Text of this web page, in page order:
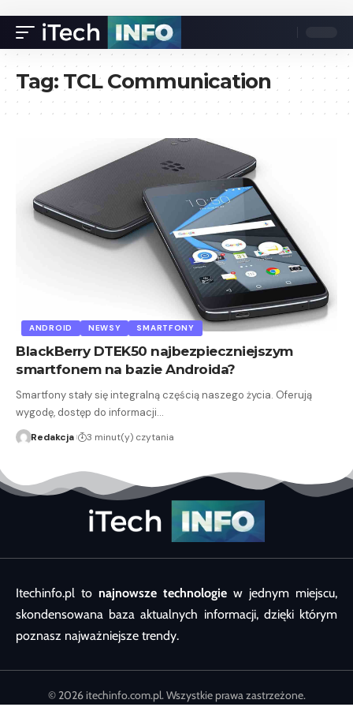
Tag: TCL Communication
ANDROID NEWSY SMARTFONY
BlackBerry DTEK50 najbezpieczniejszym
smartfonem na bazie Androida?
Smartfony stały się integralną częścią naszego życia. Oferują
wygodę, dostęp do informacji…
Redakcja 3 minut(y) czytania
Itechinfo.pl to najnowsze technologie w jednym miejscu,
skondensowana baza aktualnych informacji, dzięki którym
poznasz najważniejsze trendy.
© 2026 itechinfo.com.pl. Wszystkie prawa zastrzeżone.